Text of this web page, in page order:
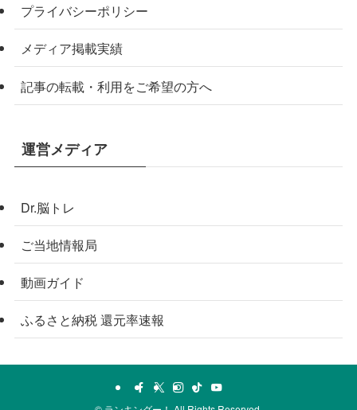
プライバシーポリシー
メディア掲載実績
記事の転載・利用をご希望の方へ
運営メディア
Dr.脳トレ
ご当地情報局
動画ガイド
ふるさと納税 還元率速報